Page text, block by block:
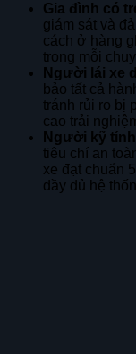
Gia đình có
giám sát và
cách ở hàng
trong mỗi
Người lái xe
bảo tất cả
tránh rủi ro bị
cao trải
Người kỹ
tiêu chí an
xe đạt chuẩn
đầy đủ hệ